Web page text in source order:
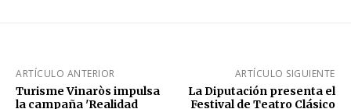
ARTÍCULO ANTERIOR
Turisme Vinaròs impulsa
la campaña 'Realidad
ARTÍCULO SIGUIENTE
La Diputación presenta el
Festival de Teatro Clásico